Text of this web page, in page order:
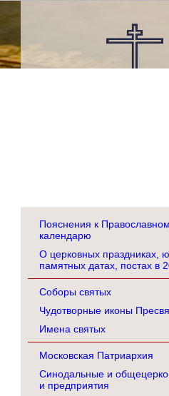
Пояснения к
календарю
О церковных праздниках,
памятных датах, постах в
Соборы святых
Чудотворные иконы
Имена святых
Московская Патриархия
Синодальные и
и предприятия